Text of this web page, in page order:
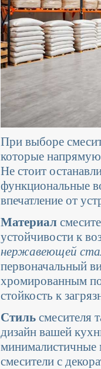
При выборе
которые напрямую
Не стоит
функциональные
впечатление от
Материал
устойчивости к
нержавеющей
первоначальный
хромированным
стойкость к
Стиль смесителя
дизайн вашей
минималистичные
смесители с